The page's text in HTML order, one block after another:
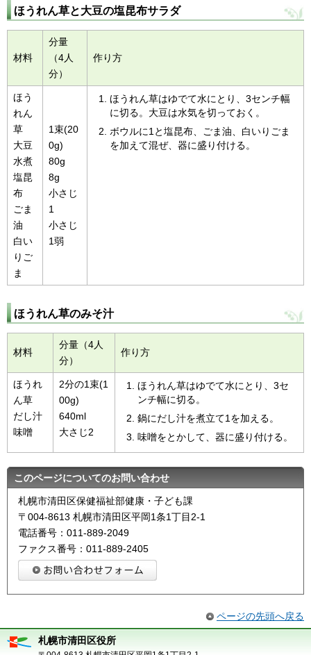
ほうれん草と大豆の塩昆布サラダ
材料
分量
（4人
分）
作り方
ほう
れん
草
大豆
水煮
塩昆
布
ごま
油
白い
りご
ま
1束(20
0g)
80g
8g
小さじ
1
小さじ
1弱
ほうれん草はゆでて水にとり、3センチ幅
に切る。大豆は水気を切っておく。
ボウルに1と塩昆布、ごま油、白いりごま
を加えて混ぜ、器に盛り付ける。
ほうれん草のみそ汁
材料
分量（4人
分）
作り方
ほうれ
ん草
だし汁
味噌
2分の1束(1
00g)
640ml
大さじ2
ほうれん草はゆでて水にとり、3セ
ンチ幅に切る。
鍋にだし汁を煮立て1を加える。
味噌をとかして、器に盛り付ける。
このページについてのお問い合わせ
札幌市清田区保健福祉部健康・子ども課
〒004-8613 札幌市清田区平岡1条1丁目2-1
電話番号：011-889-2049
ファクス番号：011-889-2405
ページの先頭へ戻る
札幌市清田区役所